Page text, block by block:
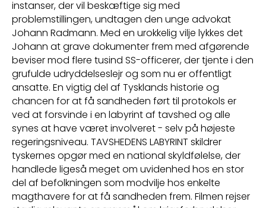
instanser, der vil beskæftige sig med
problemstillingen, undtagen den unge advokat
Johann Radmann. Med en urokkelig vilje lykkes det
Johann at grave dokumenter frem med afgørende
beviser mod flere tusind SS-officerer, der tjente i den
grufulde udryddelseslejr og som nu er offentligt
ansatte. En vigtig del af Tysklands historie og
chancen for at få sandheden ført til protokols er
ved at forsvinde i en labyrint af tavshed og alle
synes at have været involveret - selv på højeste
regeringsniveau. TAVSHEDENS LABYRINT skildrer
tyskernes opgør med en national skyldfølelse, der
handlede ligeså meget om uvidenhed hos en stor
del af befolkningen som modvilje hos enkelte
magthavere for at få sandheden frem. Filmen rejser